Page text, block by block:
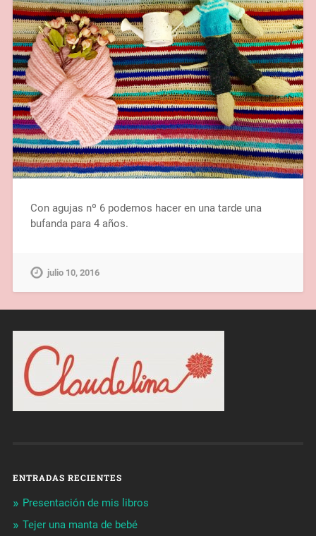
Con agujas nº 6 podemos hacer en una tarde una
bufanda para 4 años.
julio 10, 2016
ENTRADAS RECIENTES
Presentación de mis libros
Tejer una manta de bebé